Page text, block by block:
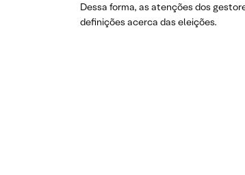
Dessa forma, as atenções dos
definições acerca das eleições.